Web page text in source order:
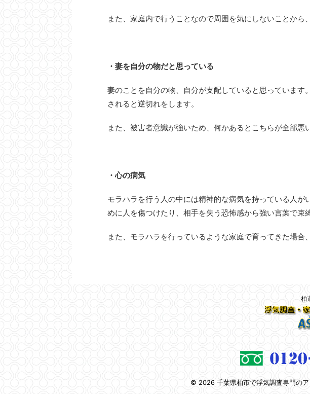
また、家庭内で行うことなので周囲を気にしないことから
・妻を自分の物だと思っている
妻のことを自分の物、自分が支配していると思っていま
されると逆切れをします。
また、被害者意識が強いため、何かあるとこちらが全部悪
・心の病気
モラハラを行う人の中には精神的な病気を持っている人
めに人を傷つけたり、相手を失う恐怖感から強い言葉で束
また、モラハラを行っているような家庭で育ってきた場合
柏
© 2026 千葉県柏市で浮気調査専門の